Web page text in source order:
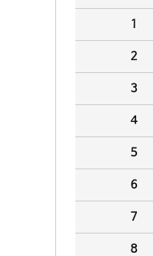
1
2
3
4
5
6
7
8